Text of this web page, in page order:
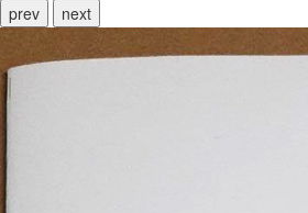
prev
next